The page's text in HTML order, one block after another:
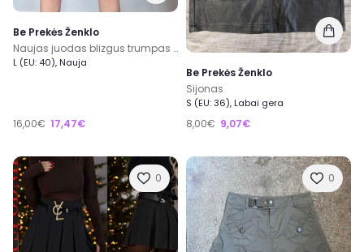
Be Prekės Ženklo
Naujas juodas blizgus trumpas sijonas šortai sijonšorčiai
L (EU: 40), Nauja
16,00€ 17,47€
Be Prekės Ženklo
Sijonas
S (EU: 36), Labai gera
8,00€ 9,07€
0 0